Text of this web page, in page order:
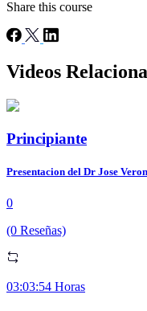
Share this course
Videos
Principiante
Presentacion del Dr Jose
0
(0 Reseñas)
03:03:54 Horas